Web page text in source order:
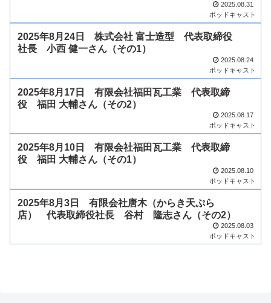
2025.08.31
ポッドキャスト
2025年8月24日 株式会社 富士造型 代表取締役
社長 小西 健一さん（その1）
2025.08.24
ポッドキャスト
2025年8月17日 有限会社福田瓦工業 代表取締
役 福田 大輔さん（その2）
2025.08.17
ポッドキャスト
2025年8月10日 有限会社福田瓦工業 代表取締
役 福田 大輔さん（その1）
2025.08.10
ポッドキャスト
2025年8月3日 有限会社唐木（からき天ぷら
店） 代表取締役社長 谷村 隆志さん（その2）
2025.08.03
ポッドキャスト